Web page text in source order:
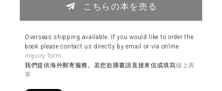
こちらの本を売る
Overseas shipping available. If you would like to order the
book please contact us directly by email or via online
inquiry form
我們提供海外郵寄服務。若您欲購書請直接來信或填寫線上表
單